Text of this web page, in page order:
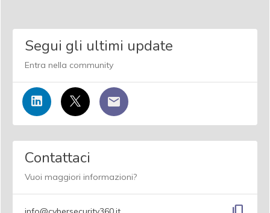
Segui gli ultimi update
Entra nella community
Contattaci
Vuoi maggiori informazioni?